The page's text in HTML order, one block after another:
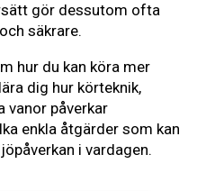
ditt MC-kort
gör dessutom ofta
säkrare.
hur du kan köra mer
dig hur körteknik,
vanor påverkar
enkla åtgärder som kan
i vardagen.